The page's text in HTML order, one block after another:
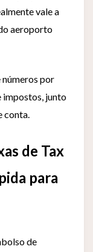
vale a
aeroporto
números por
impostos, junto
conta.
de Tax
para
de